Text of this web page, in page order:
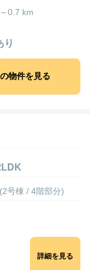
0.7 km
り
物件を見る
(2号棟 / 4階部分)
詳細を見る